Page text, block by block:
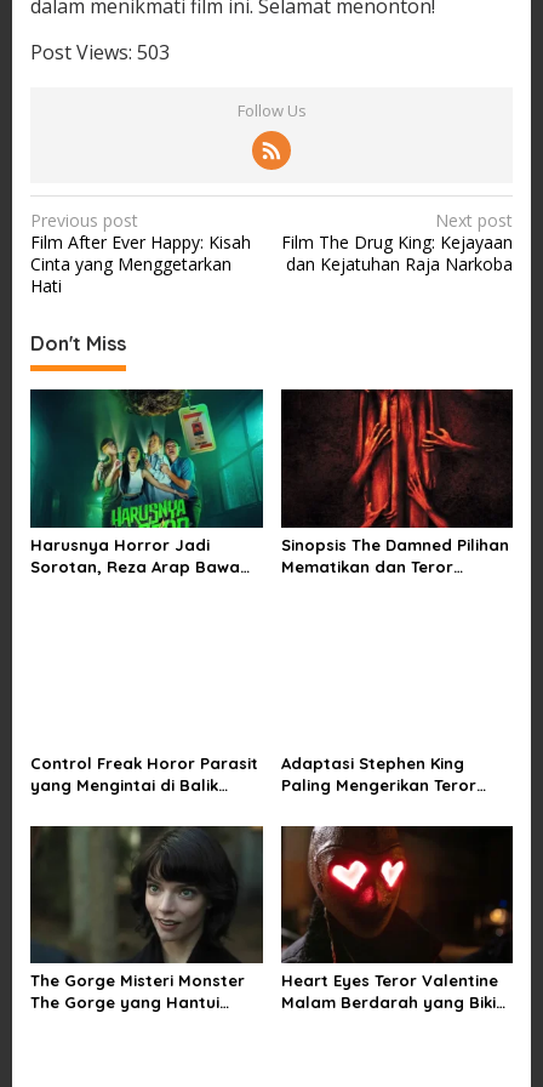
dalam menikmati film ini. Selamat menonton!
Post Views: 503
Follow Us
P
o
s
n
a
v
i
g
a
t
Previous post
Film After Ever Happy: Kisah
Cinta yang Menggetarkan
Hati
Next post
Film The Drug King: Kejayaan
dan Kejatuhan Raja Narkoba
Don't Miss
Harusnya Horror Jadi
Sorotan, Reza Arap Bawa
Sinopsis The Damned Pilihan
Mematikan dan Teror
Control Freak Horor Parasit
yang Mengintai di Balik
Adaptasi Stephen King
Paling Mengerikan Teror
The Gorge Misteri Monster
The Gorge yang Hantui
Heart Eyes Teror Valentine
Malam Berdarah yang Bikin